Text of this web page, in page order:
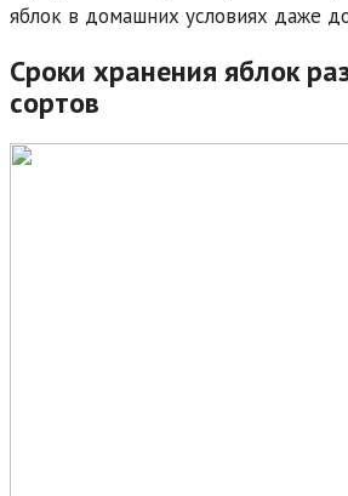
яблок в домашних условиях даже
Сроки хранения яблок
сортов